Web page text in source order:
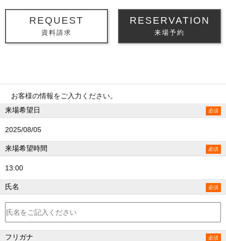
REQUEST
資料請求
RESERVATION
来場予約
お客様の情報をご入力ください。
来場希望日
2025/08/05
来場希望時間
13:00
氏名
フリガナ